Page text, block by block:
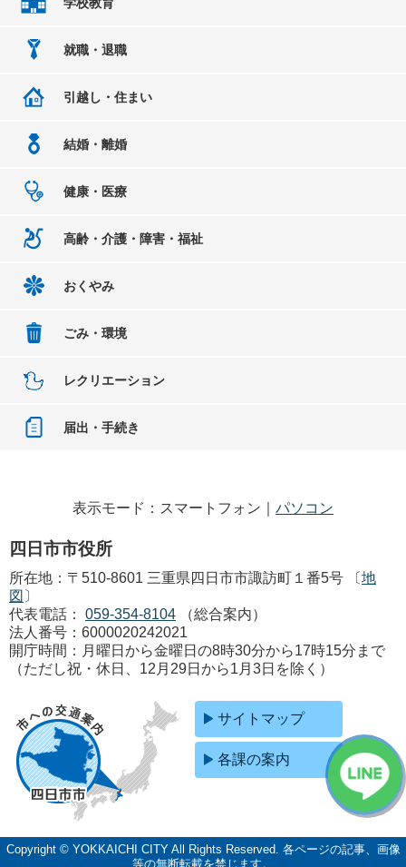
学校教育
就職・退職
引越し・住まい
結婚・離婚
健康・医療
高齢・介護・障害・福祉
おくやみ
ごみ・環境
レクリエーション
届出・手続き
表示モード：スマートフォン｜ パソコン
四日市市役所
所在地：〒510-8601 三重県四日市市諏訪町１番5号 〔地
図 〕
代表電話：
059-354-8104
（総合案内）
法人番号：6000020242021
開庁時間：月曜日から金曜日の8時30分から17時15分まで
（ただし祝・休日、12月29日から1月3日を除く）
サイトマップ
各課の案内
Copyright © YOKKAICHI CITY All Rights Reserved. 各ページの記事、画像
等の無断転載を禁じます。